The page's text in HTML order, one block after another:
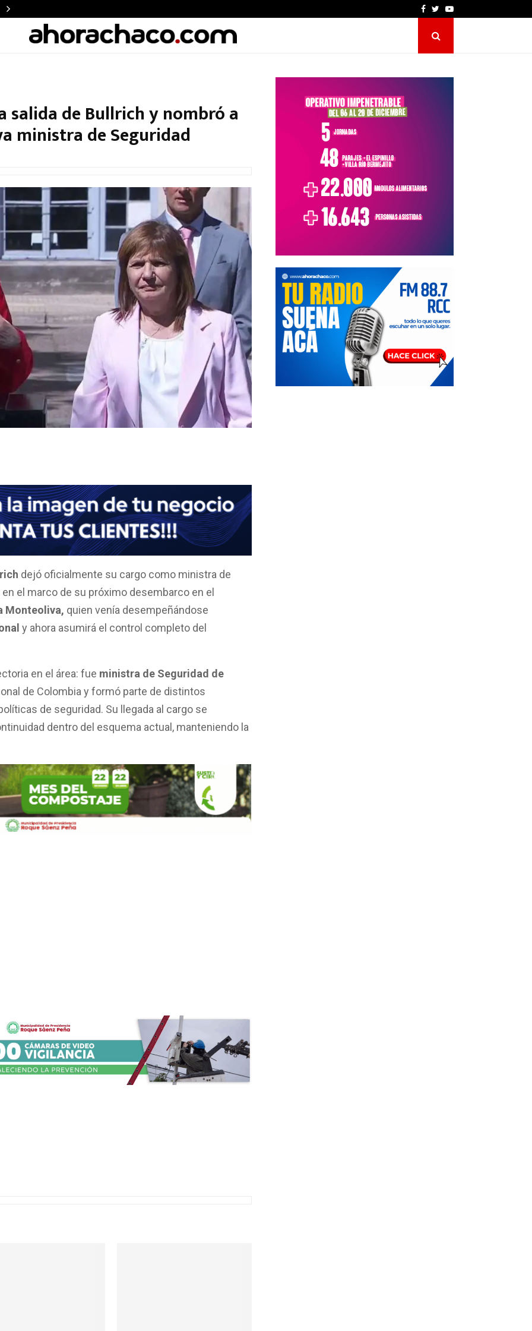
Facebook
TwitterYoutube
salida de Bullrich y nombró a
ministra de Seguridad
dejó oficialmente su cargo como ministra de
el marco de su próximo desembarco en el
Monteoliva, quien venía desempeñándose
y ahora asumirá el control completo del
en el área: fue ministra de Seguridad de
de Colombia y formó parte de distintos
de seguridad. Su llegada al cargo se
dentro del esquema actual, manteniendo la